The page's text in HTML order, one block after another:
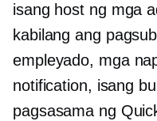
isang host ng mga
kabilang ang
empleyado, mga
notification, isang
pagsasama ng